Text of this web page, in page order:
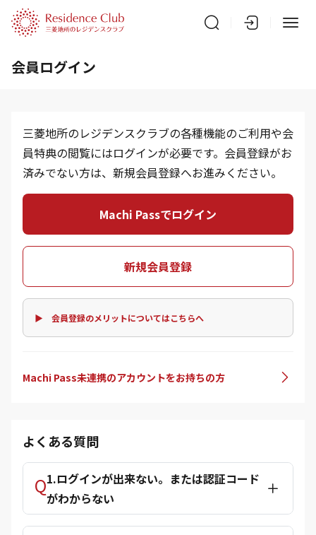
会員ログイン
三菱地所のレジデンスクラブの各種機能のご利用や会
員特典の閲覧にはログインが必要です。会員登録がお
済みでない方は、新規会員登録へお進みください。
Machi Passでログイン
新規会員登録
▶ 会員登録のメリットについてはこちらへ
Machi Pass未連携のアカウントをお持ちの方
よくある質問
1.ログインが出来ない。または認証コード
がわからない